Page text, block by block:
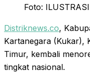
Foto:
Distriknews.co,
Kartanegara (Kukar),
Timur, kembali
tingkat nasional.